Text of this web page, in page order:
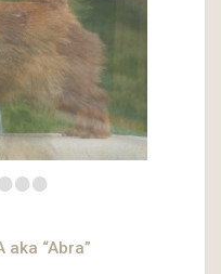
••
aka “Abra”